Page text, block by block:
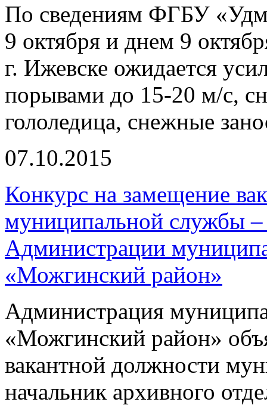
По сведениям ФГБУ
9 октября и днем 9
г. Ижевске ожидается
порывами до 15-20 м/с,
гололедица, снежные
07.10.2015
Конкурс на замещение
муниципальной службы –
Администрации
«Можгинский район»
Администрация
«Можгинский район»
вакантной должности
начальник архивного